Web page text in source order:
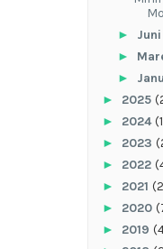
► Juni
►
►
► 2025
► 2024
► 2023
► 2022
► 2021
► 2020
► 2019